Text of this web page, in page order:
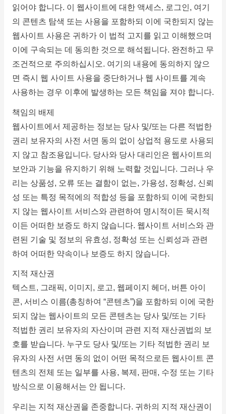
읽어야 합니다. 이 웹사이트에 대한 액세스, 로그인, 여기
의 콘텐츠 탐색 또는 사용을 포함하되 이에 국한되지 않는
웹사이트 사용은 귀하가 이 법적 고지를 읽고 이해했으며
이에 구속되는 데 동의한 것으로 해석됩니다. 완전하고 무
조건적으로 주의하십시오. 여기의 내용에 동의하지 않으
면 즉시 웹 사이트 사용을 중단하거나 웹 사이트를 계속
사용하는 경우 이후에 발생하는 모든 책임을 져야 합니다.
책임의 배제
웹사이트에서 제공하는 정보는 당사 및/또는 다른 적법한
권리 보유자의 사전 서면 동의 없이 상업적 용도로 사용되
지 않고 참조용입니다. 당사와 당사 대리인은 웹사이트의
보안과 기능을 유지하기 위해 노력할 것입니다. 그러나 우
리는 상품성, 오류 또는 결함이 없는, 가용성, 정확성, 신뢰
성 또는 특정 목적에의 적합성 등을 포함하되 이에 국한되
지 않는 웹사이트 서비스와 관련하여 명시적이든 묵시적
이든 어떠한 보증도 하지 않습니다. 웹사이트 서비스와 관
련된 기술 및 정보의 유효성, 정확성 또는 신뢰성과 관련
하여 어떠한 약속이나 보증도 하지 않습니다.
지적 재산권
텍스트, 그래픽, 이미지, 로고, 웹페이지 헤더, 버튼 아이
콘, 서비스 이름(총칭하여 “콘텐츠”)을 포함하되 이에 국한
되지 않는 웹사이트의 모든 콘텐츠는 당사 및/또는 기타
적법한 권리 보유자의 자산이며 관련 지적 재산권법의 보
호를 받습니다. 누구도 당사 및/또는 기타 적법한 권리 보
유자의 사전 서면 동의 없이 어떤 목적으로든 웹사이트 콘
텐츠의 전체 또는 일부를 사용, 복제, 판매, 수정 또는 기타
방식으로 이용해서는 안 됩니다.
우리는 지적 재산권을 존중합니다. 귀하의 지적 재산권이